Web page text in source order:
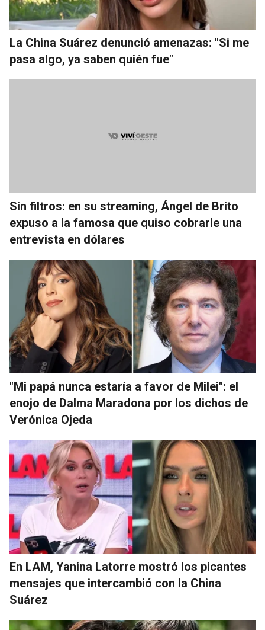
La China Suárez denunció amenazas: "Si me
pasa algo, ya saben quién fue"
Sin filtros: en su streaming, Ángel de Brito
expuso a la famosa que quiso cobrarle una
entrevista en dólares
"Mi papá nunca estaría a favor de Milei": el
enojo de Dalma Maradona por los dichos de
Verónica Ojeda
En LAM, Yanina Latorre mostró los picantes
mensajes que intercambió con la China
Suárez